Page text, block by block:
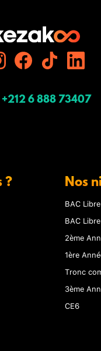
+212 6 888 73407
? Nos
BAC
BAC
2ème
1ère
Tronc
3ème
CE6